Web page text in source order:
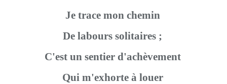
Je trace mon chemin
De labours solitaires ;
C'est un sentier d'achèvement
Qui m'exhorte à louer